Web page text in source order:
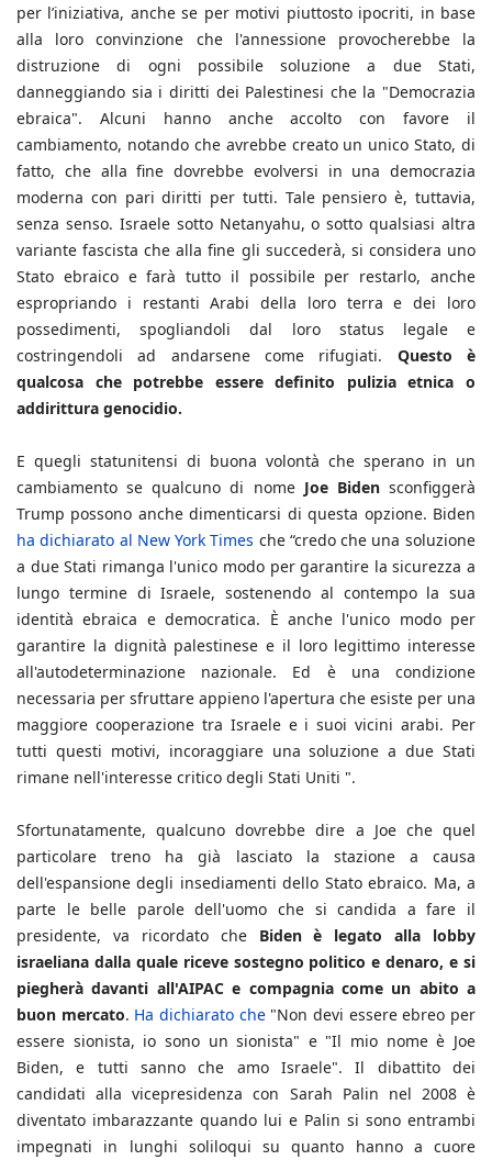
per l’iniziativa, anche se per motivi piuttosto ipocriti, in base
alla loro convinzione che l'annessione provocherebbe la
distruzione di ogni possibile soluzione a due Stati,
danneggiando sia i diritti dei Palestinesi che la "Democrazia
ebraica". Alcuni hanno anche accolto con favore il
cambiamento, notando che avrebbe creato un unico Stato, di
fatto, che alla fine dovrebbe evolversi in una democrazia
moderna con pari diritti per tutti. Tale pensiero è, tuttavia,
senza senso. Israele sotto Netanyahu, o sotto qualsiasi altra
variante fascista che alla fine gli succederà, si considera uno
Stato ebraico e farà tutto il possibile per restarlo, anche
espropriando i restanti Arabi della loro terra e dei loro
possedimenti, spogliandoli dal loro status legale e
costringendoli ad andarsene come rifugiati. Questo è
qualcosa che potrebbe essere definito pulizia etnica o
addirittura genocidio.
E quegli statunitensi di buona volontà che sperano in un
cambiamento se qualcuno di nome Joe Bidensconfiggerà
Trump possono anche dimenticarsi di questa opzione. Biden
ha dichiarato al New York Times che “credo che una soluzione
a due Stati rimanga l'unico modo per garantire la sicurezza a
lungo termine di Israele, sostenendo al contempo la sua
identità ebraica e democratica. È anche l'unico modo per
garantire la dignità palestinese e il loro legittimo interesse
all'autodeterminazione nazionale. Ed è una condizione
necessaria per sfruttare appieno l'apertura che esiste per una
maggiore cooperazione tra Israele e i suoi vicini arabi. Per
tutti questi motivi, incoraggiare una soluzione a due Stati
rimane nell'interesse critico degli Stati Uniti ".
Sfortunatamente, qualcuno dovrebbe dire a Joe che quel
particolare treno ha già lasciato la stazione a causa
dell'espansione degli insediamenti dello Stato ebraico. Ma, a
parte le belle parole dell'uomo che si candida a fare il
presidente, va ricordato che Biden è legato alla lobby
israeliana dalla quale riceve sostegno politico e denaro, e si
piegherà davanti all'AIPAC e compagnia come un abito a
buon mercato. Ha dichiarato che"Non devi essere ebreo per
essere sionista, io sono un sionista" e "Il mio nome è Joe
Biden, e tutti sanno che amo Israele". Il dibattito dei
candidati alla vicepresidenza con Sarah Palin nel 2008 è
diventato imbarazzante quando lui e Palin si sono entrambi
impegnati in lunghi soliloqui su quanto hanno a cuore